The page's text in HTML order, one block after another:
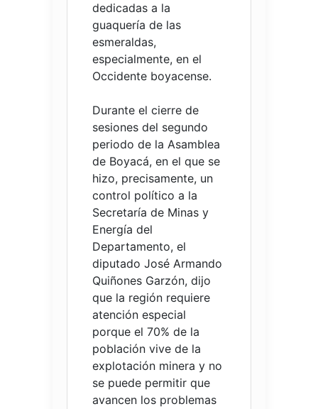
dedicadas a la
guaquería de las
esmeraldas,
especialmente, en el
Occidente boyacense.
Durante el cierre de
sesiones del segundo
periodo de la Asamblea
de Boyacá, en el que se
hizo, precisamente, un
control político a la
Secretaría de Minas y
Energía del
Departamento, el
diputado José Armando
Quiñones Garzón, dijo
que la región requiere
atención especial
porque el 70% de la
población vive de la
explotación minera y no
se puede permitir que
avancen los problemas